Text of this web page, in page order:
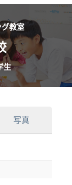
グ教室
生
写真